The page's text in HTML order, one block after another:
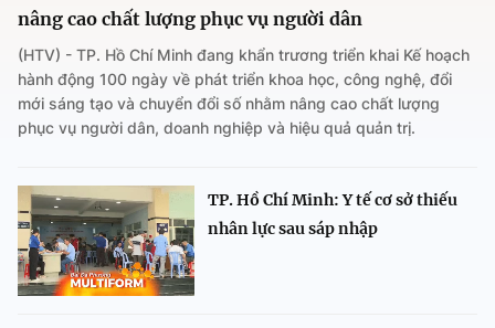
nâng cao chất lượng phục vụ người dân
(HTV) - TP. Hồ Chí Minh đang khẩn trương triển khai Kế hoạch
hành động 100 ngày về phát triển khoa học, công nghệ, đổi
mới sáng tạo và chuyển đổi số nhằm nâng cao chất lượng
phục vụ người dân, doanh nghiệp và hiệu quả quản trị.
TP. Hồ Chí Minh: Y tế cơ sở thiếu
nhân lực sau sáp nhập